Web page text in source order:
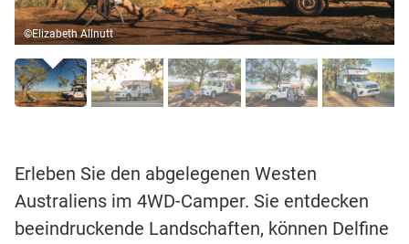
©Elizabeth Allnutt
Erleben Sie den abgelegenen Westen
Australiens im 4WD-Camper. Sie entdecken
beeindruckende Landschaften, können Delfine